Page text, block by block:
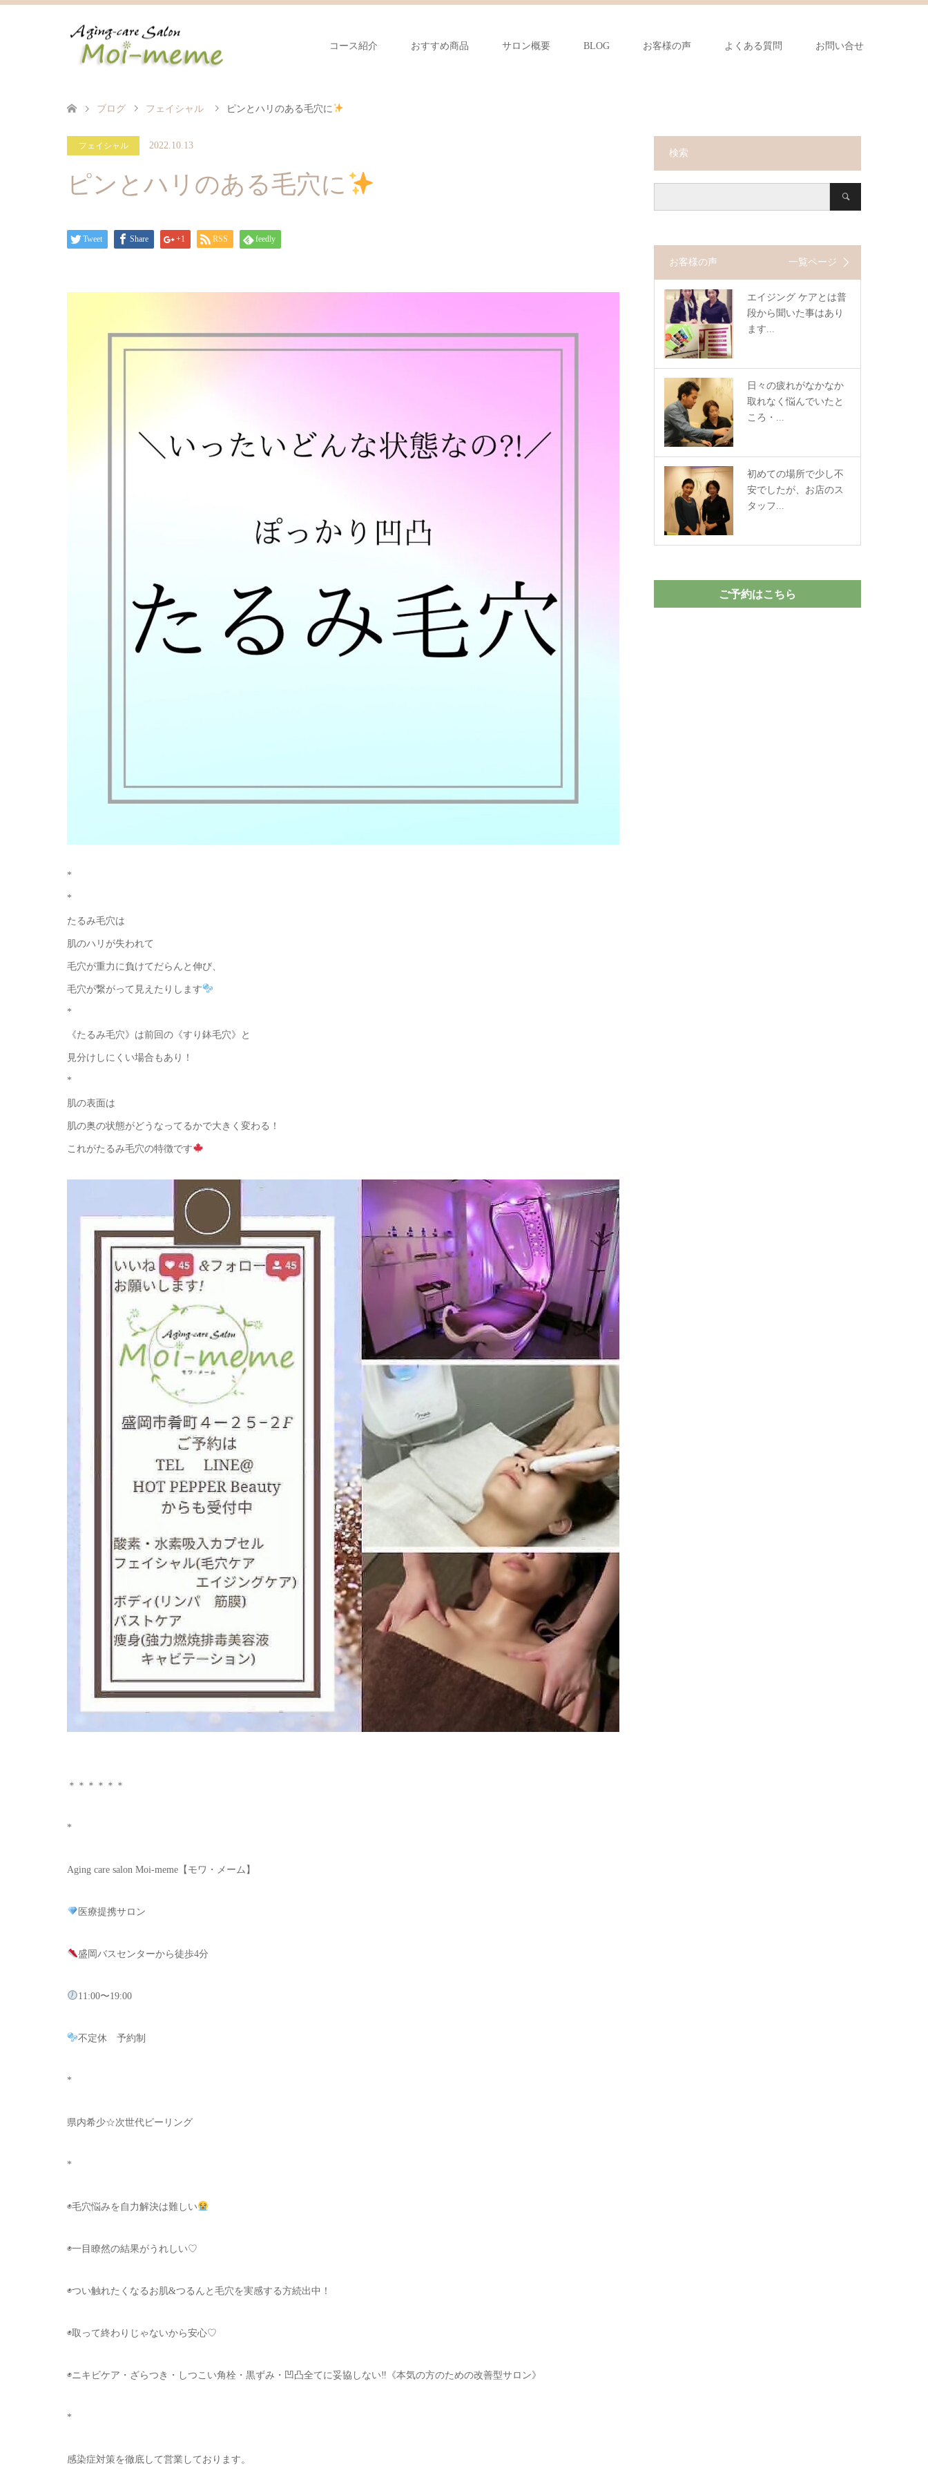
コース紹介 おすすめ商品 サロン概要 BLOG お客様の声 よくある質問 お問い合せ
ブログ フェイシャル ピンとハリのある毛穴に
フェイシャル 2022.10.13
ピンとハリのある毛穴に
Tweet Share +1 RSS feedly
*
*
たるみ毛穴は
肌のハリが失われて
毛穴が重力に負けてだらんと伸び、
毛穴が繋がって見えたりします
*
《たるみ毛穴》は前回の《すり鉢毛穴》と
見分けしにくい場合もあり！
*
肌の表面は
肌の奥の状態がどうなってるかで大きく変わる！
これがたるみ毛穴の特徴です
＊＊＊＊＊＊
*
Aging care salon Moi-meme【モワ・メーム】
医療提携サロン
盛岡バスセンターから徒歩4分
11:00〜19:00
不定休 予約制
*
県内希少☆次世代ピーリング
*
◉毛穴悩みを自力解決は難しい
◉一目瞭然の結果がうれしい♡
◉つい触れたくなるお肌&つるんと毛穴を実感する方続出中！
◉取って終わりじゃないから安心♡
◉ニキビケア・ざらつき・しつこい角栓・黒ずみ・凹凸全てに妥協しない‼︎《本気の方のための改善型サロン》
*
感染症対策を徹底して営業しております。
検索
お客様の声 一覧ページ
エイジング ケアとは普
段から聞いた事はあり
ます...
日々の疲れがなかなか
取れなく悩んでいたと
ころ・...
初めての場所で少し不
安でしたが、お店のス
タッフ...
ご予約はこちら